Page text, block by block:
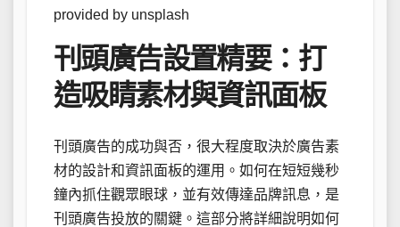
provided by unsplash
刊頭廣告設置精要：打
造吸睛素材與資訊面板
刊頭廣告的成功與否，很大程度取決於廣告素
材的設計和資訊面板的運用。如何在短短幾秒
鐘內抓住觀眾眼球，並有效傳達品牌訊息，是
刊頭廣告投放的關鍵。這部分將詳細說明如何